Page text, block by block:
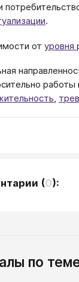
.
от уровня
работы
,
(0):
по